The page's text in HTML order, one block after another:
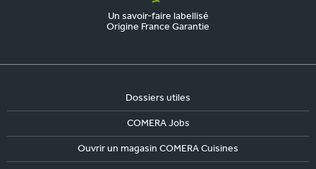
Un savoir-faire labellisé
Origine France Garantie
Dossiers utiles
COMERA Jobs
Ouvrir un magasin COMERA Cuisines